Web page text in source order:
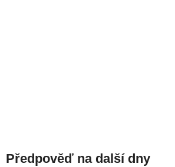
Předpověď na další dny